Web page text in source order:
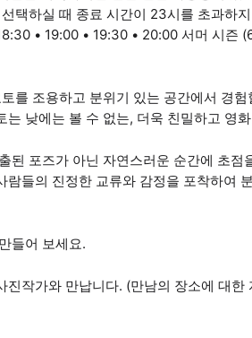
택하실 때 종료 시간이 23시를 초과하
• 19:00 • 19:30 • 20:00 서머 시즌
를 조용하고 분위기 있는 공간에서 경
낮에는 볼 수 없는, 더욱 친밀하고 영
된 포즈가 아닌 자연스러운 순간에 초점
들의 진정한 교류와 감정을 포착하여
들어 보세요.
진작가와 만납니다. (만남의 장소에 대